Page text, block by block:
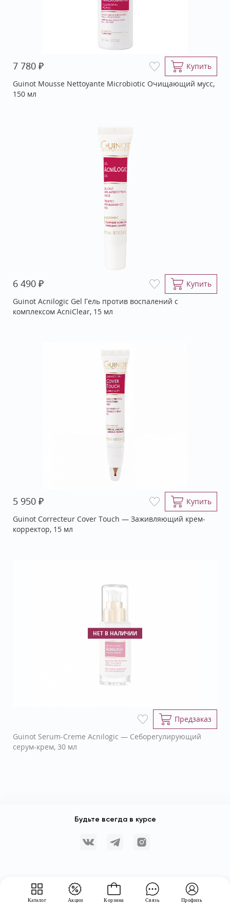
Каталог Акции Корзина Связь Профиль
7 780 ₽
Купить
Guinot Mousse Nettoyante Microbiotic Очищающий мусс,
150 мл
6 490 ₽
Купить
Guinot Acnilogic Gel Гель против воспалений с
комплексом AcniClear, 15 мл
5 950 ₽
Купить
Guinot Correcteur Cover Touch — Заживляющий крем-
корректор, 15 мл
НЕТ В НАЛИЧИИ
Предзаказ
Guinot Serum-Creme Acnilogic — Себорегулирующий
серум-крем, 30 мл
Будьте всегда в курсе